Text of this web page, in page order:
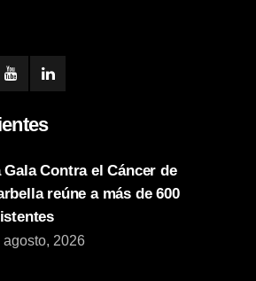
Gala Contra el Cáncer de
reúne a más de 600
agosto, 2026